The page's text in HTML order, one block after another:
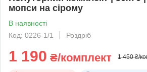
мопси на сірому
В наявності
Код: 0226-1/1
Роздріб
1 190 ₴/комплект 1 450 ₴/